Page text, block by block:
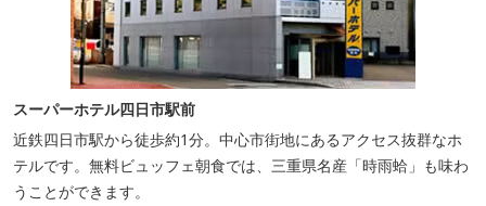
スーパーホテル四日市駅前
近鉄四日市駅から徒歩約1分。中心市街地にあるアクセス抜群なホ
テルです。無料ビュッフェ朝食では、三重県名産「時雨蛤」も味わ
うことができます。